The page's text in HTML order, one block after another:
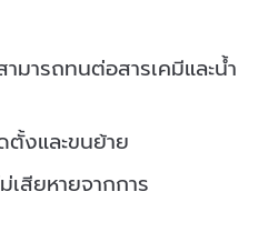
ามารถทนต่อสารเคมีและน้ำ
งและขนย้าย
เสียหายจากการ